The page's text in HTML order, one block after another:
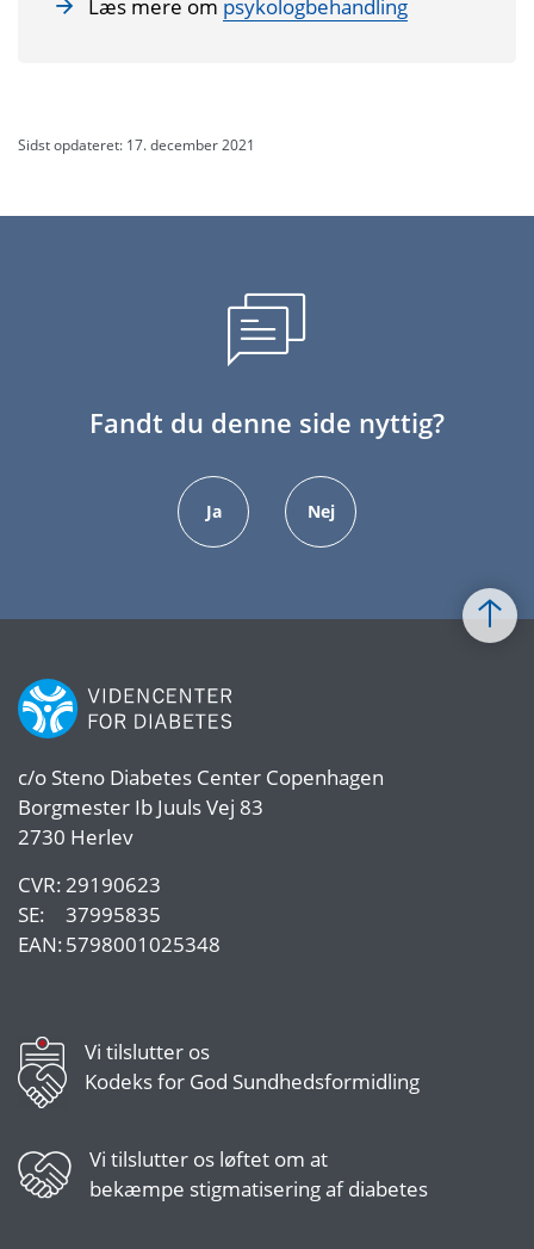
Læs mere om psykologbehandling
Sidst opdateret: 17. december 2021
Fandt du denne side nyttig?
Ja Nej
c/o Steno Diabetes Center Copenhagen
Borgmester Ib Juuls Vej 83
2730 Herlev
CVR:29190623
SE:
37995835
EAN:5798001025348
Vi tilslutter os
Kodeks for God Sundhedsformidling
Vi tilslutter os løftet om at
bekæmpe stigmatisering af diabetes